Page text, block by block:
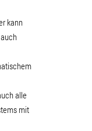
kann
alle
mit